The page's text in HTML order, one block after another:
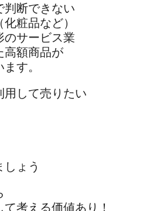
判断できない
粧品など）
のサービス業
高額商品が
す。
用して売りたい
ょう
考える価値あり！